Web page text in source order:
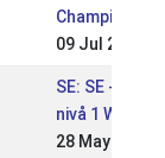
09 Jul 2023
SE: SE -
nivå 1 WR
28 May 2023